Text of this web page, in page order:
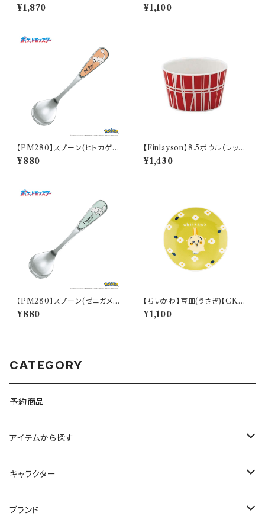
y Sketch】PM283-11
¥1,870
y Sketch】PM281-840
¥1,100
【PM280】スプーン(ヒトカゲ)
【Daily Sketch】PM282-850
¥880
【Finlayson】8.5ボウル（レッ
ド）【コロナ】
¥1,430
【PM280】スプーン(ゼニガメ)
【Daily Sketch】PM283-850
¥880
【ちいかわ】豆皿(うさぎ)【CKW
20】CKW23-333
¥1,100
CATEGORY
予約商品
アイテムから探す
九谷焼
マグ＆カップ
キャラクター
ムーミン
ブランド